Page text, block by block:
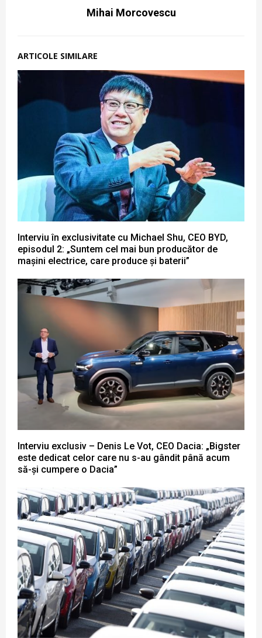
Mihai Morcovescu
ARTICOLE SIMILARE
Interviu în exclusivitate cu Michael Shu, CEO BYD,
episodul 2: „Suntem cel mai bun producător de
mașini electrice, care produce și baterii”
Interviu exclusiv – Denis Le Vot, CEO Dacia: „Bigster
este dedicat celor care nu s-au gândit până acum
să-și cumpere o Dacia”